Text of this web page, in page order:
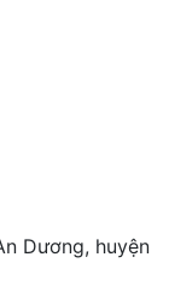
Dương, huyện